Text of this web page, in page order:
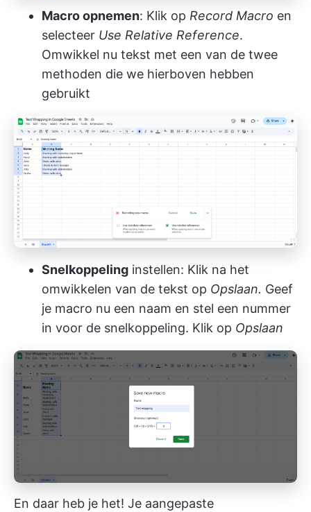
Macro opnemen: Klik op Record Macro en
selecteer Use Relative Reference.
Omwikkel nu tekst met een van de twee
methoden die we hierboven hebben
gebruikt
Snelkoppeling instellen: Klik na het
omwikkelen van de tekst op Opslaan. Geef
je macro nu een naam en stel een nummer
in voor de snelkoppeling. Klik op Opslaan
En daar heb je het! Je aangepaste